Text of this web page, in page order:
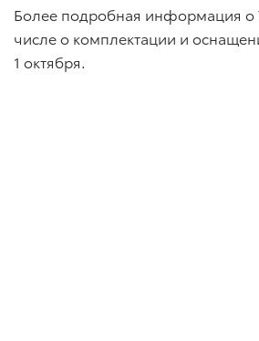
Более подробная информация о
числе о комплектации и
1 октября.